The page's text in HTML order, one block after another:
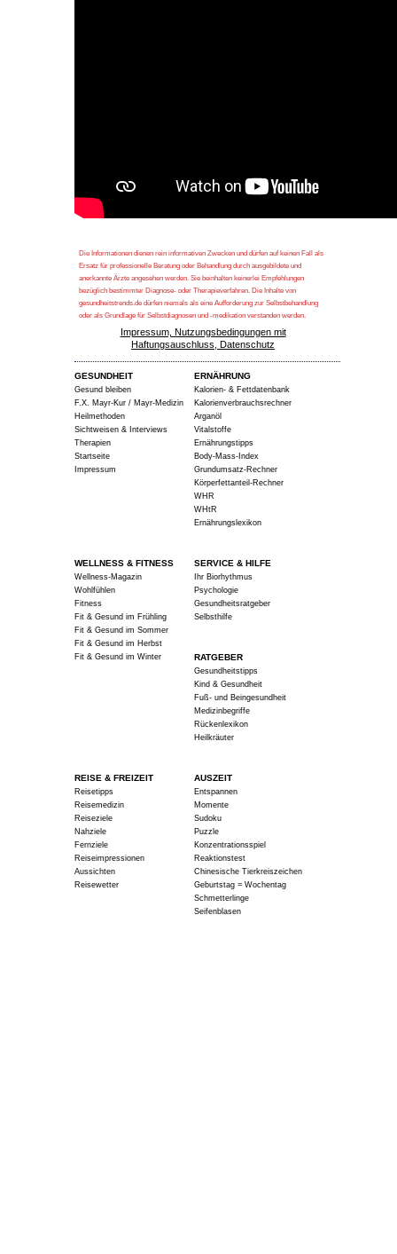
Die Informationen dienen rein informativen Zwecken und dürfen auf keinen Fall als
Ersatz für professionelle Beratung oder Behandlung durch ausgebildete und
anerkannte Ärzte angesehen werden. Sie beinhalten keinerlei Empfehlungen
bezüglich bestimmter Diagnose- oder Therapieverfahren. Die Inhalte von
gesundheitstrends.de dürfen niemals als eine Aufforderung zur Selbstbehandlung
oder als Grundlage für Selbstdiagnosen und -medikation verstanden werden.
Impressum, Nutzungsbedingungen mit
Haftungsauschluss, Datenschutz
GESUNDHEIT
Gesund bleiben
F.X. Mayr-Kur / Mayr-Medizin
Heilmethoden
Sichtweisen & Interviews
Therapien
Startseite
Impressum
ERNÄHRUNG
Kalorien- & Fettdatenbank
Kalorienverbrauchsrechner
Arganöl
Vitalstoffe
Ernährungstipps
Body-Mass-Index
Grundumsatz-Rechner
Körperfettanteil-Rechner
WHR
WHtR
Ernährungslexikon
WELLNESS & FITNESS
Wellness-Magazin
Wohlfühlen
Fitness
Fit & Gesund im Frühling
Fit & Gesund im Sommer
Fit & Gesund im Herbst
Fit & Gesund im Winter
SERVICE & HILFE
Ihr Biorhythmus
Psychologie
Gesundheitsratgeber
Selbsthilfe
RATGEBER
Gesundheitstipps
Kind & Gesundheit
Fuß- und Beingesundheit
Medizinbegriffe
Rückenlexikon
Heilkräuter
REISE & FREIZEIT
Reisetipps
Reisemedizin
Reiseziele
Nahziele
Fernziele
Reiseimpressionen
Aussichten
Reisewetter
AUSZEIT
Entspannen
Momente
Sudoku
Puzzle
Konzentrationsspiel
Reaktionstest
Chinesische Tierkreiszeichen
Geburtstag = Wochentag
Schmetterlinge
Seifenblasen